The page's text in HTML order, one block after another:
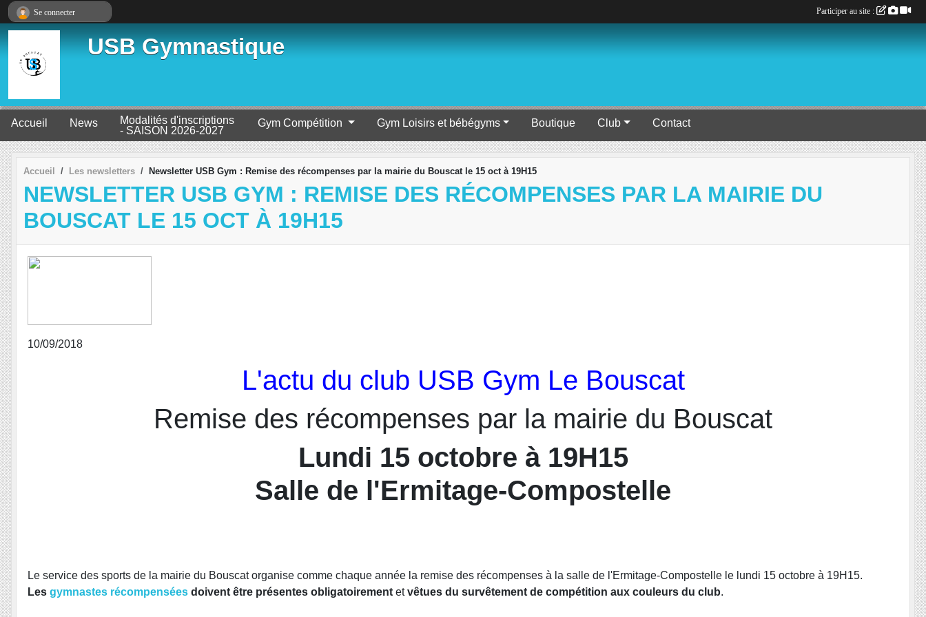
USB Gymnastique
Accueil News
Modalités d'inscriptions
- SAISON 2026-2027
Gym Compétition Gym Loisirs et bébégyms Boutique Club Contact
Accueil Les newsletters Newsletter USB Gym : Remise des récompenses par la mairie du Bouscat le 15 oct à 19H15
NEWSLETTER USB GYM : REMISE DES RÉCOMPENSES PAR LA MAIRIE DU
BOUSCAT LE 15 OCT À 19H15
10/09/2018
L'actu du club USB Gym Le Bouscat
Remise des récompenses par la mairie du Bouscat
Lundi 15 octobre à 19H15
Salle de l'Ermitage-Compostelle
Le service des sports de la mairie du Bouscat organise comme chaque année la remise des récompenses à la salle de l'Ermitage-Compostelle le lundi 15 octobre à 19H15.
Les gymnastes récompensées doivent être présentes obligatoirement etvêtues du survêtement de compétition aux couleurs du club.
Se connecter Participer au site :
Panneau de gestion des cookies